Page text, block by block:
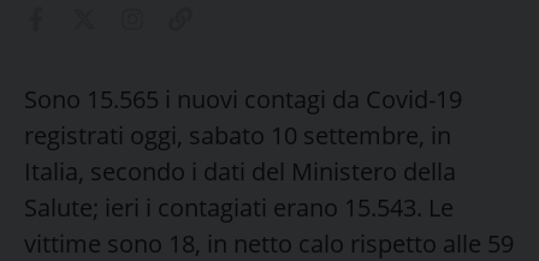
Sono 15.565 i nuovi contagi da Covid-19
registrati oggi, sabato 10 settembre, in
Italia, secondo i dati del Ministero della
Salute; ieri i contagiati erano 15.543. Le
vittime sono 18, in netto calo rispetto alle 59